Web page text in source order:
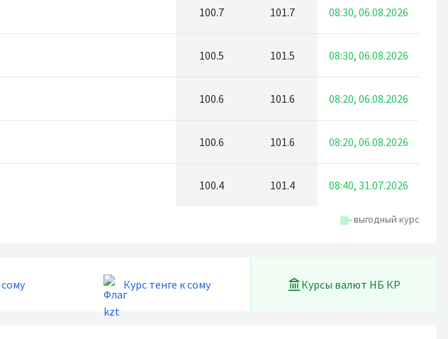
100.7 101.7 08:30, 06.08.2026
100.5 101.5 08:30, 06.08.2026
100.6 101.6 08:20, 06.08.2026
100.6 101.6 08:20, 06.08.2026
100.4 101.4 08:40, 31.07.2026
- выгодный курс
Курс тенге к сому Курсы валют НБ КР